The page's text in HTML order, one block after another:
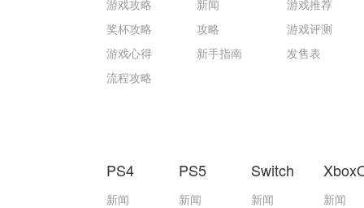
游戏攻略
奖杯攻略
游戏心得
流程攻略
新闻
攻略
新手指南
游戏推荐
游戏评测
发售表
PS4
新闻
PS5
新闻
Switch
新闻 新闻